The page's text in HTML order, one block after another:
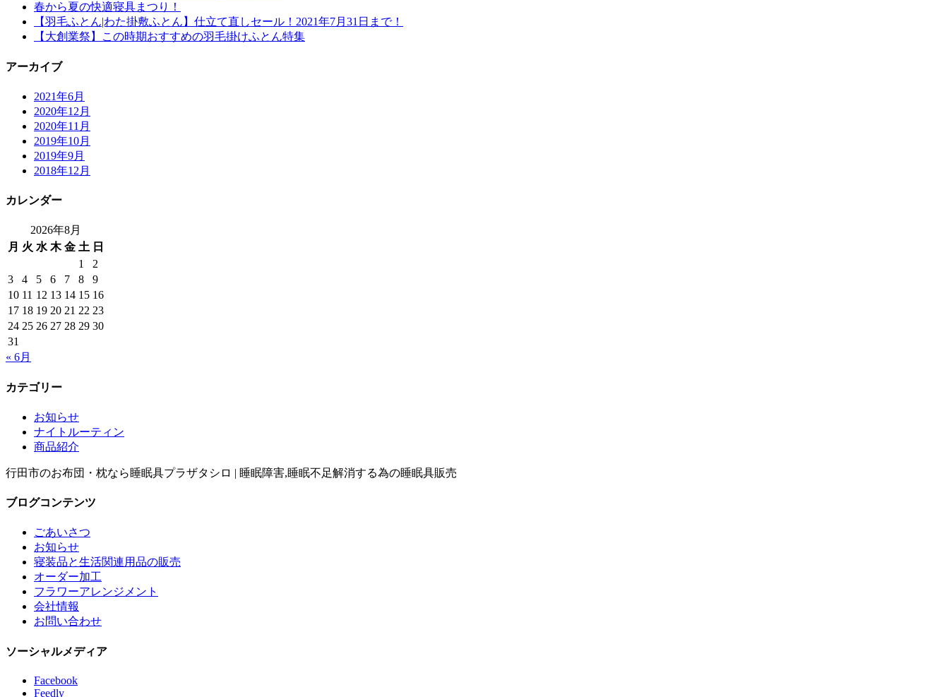
春から夏の快適寝具まつり！
【羽毛ふとん|わた掛敷ふとん】仕立て直しセール！2021年7月31日まで！
【大創業祭】この時期おすすめの羽毛掛けふとん特集
アーカイブ
2021年6月
2020年12月
2020年11月
2019年10月
2019年9月
2018年12月
カレンダー
2026年8月
月 火 水 木 金 土 日
1
2
3
4 5 6 7 8
9
10 11 12 13 14 15 16
17 18 19 20 21 22 23
24 25 26 27 28 29 30
31
« 6月
カテゴリー
お知らせ
ナイトルーティン
商品紹介
行田市のお布団・枕なら睡眠具プラザタシロ | 睡眠障害,睡眠不足解消する為の睡眠具販売
ブログコンテンツ
ごあいさつ
お知らせ
寝装品と生活関連用品の販売
オーダー加工
フラワーアレンジメント
会社情報
お問い合わせ
ソーシャルメディア
Facebook
Feedly